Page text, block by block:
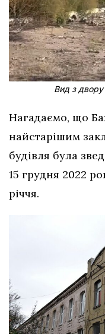
Вид з
Нагадаємо, що
найстарішим
будівля була
15 грудня 2022
річчя.